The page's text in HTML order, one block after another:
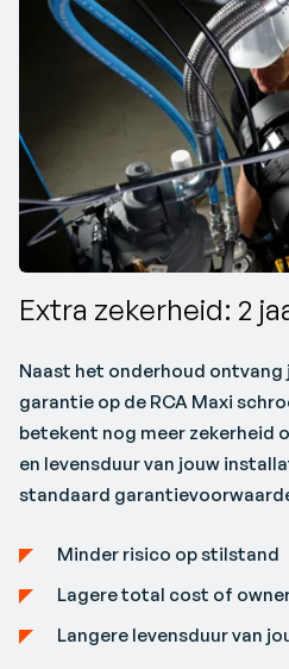
Extra zekerheid: 2
Naast het onderhoud ontvang
garantie op de RCA Maxi
betekent nog meer zekerheid
en levensduur van jouw
standaard
Minder risico op stilstand
Lagere total cost of
Langere levensduur van